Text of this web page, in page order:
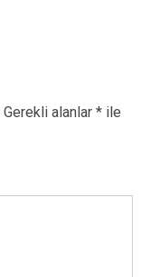
Gerekli alanlar * ile